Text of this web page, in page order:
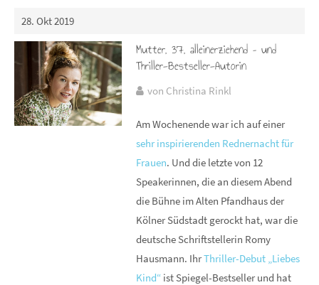
28. Okt 2019
Mutter, 37, alleinerziehend – und
Thriller-Bestseller-Autorin
von Christina Rinkl
Am Wochenende war ich auf einer
sehr inspirierenden Rednernacht für
Frauen. Und die letzte von 12
Speakerinnen, die an diesem Abend
die Bühne im Alten Pfandhaus der
Kölner Südstadt gerockt hat, war die
deutsche Schriftstellerin Romy
Hausmann. IhrThriller-Debut „Liebes
Kind“ ist Spiegel-Bestseller und hat